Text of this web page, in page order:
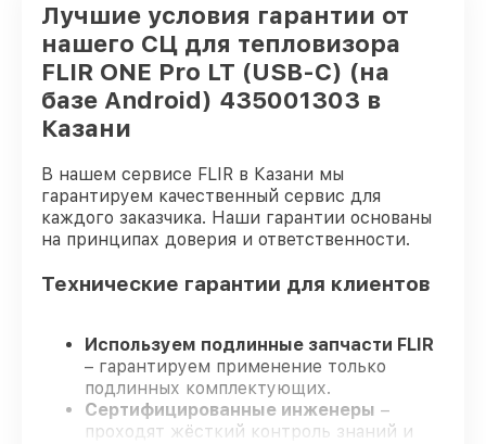
Лучшие условия гарантии от
нашего СЦ для тепловизора
FLIR ONE Pro LT (USB-C) (на
базе Android) 435001303 в
Казани
В нашем сервисе FLIR в Казани мы
гарантируем качественный сервис для
каждого заказчика. Наши гарантии основаны
на принципах доверия и ответственности.
Технические гарантии для клиентов
Используем подлинные запчасти FLIR
– гарантируем применение только
подлинных комплектующих.
Сертифицированные инженеры –
проходят жёсткий контроль знаний и